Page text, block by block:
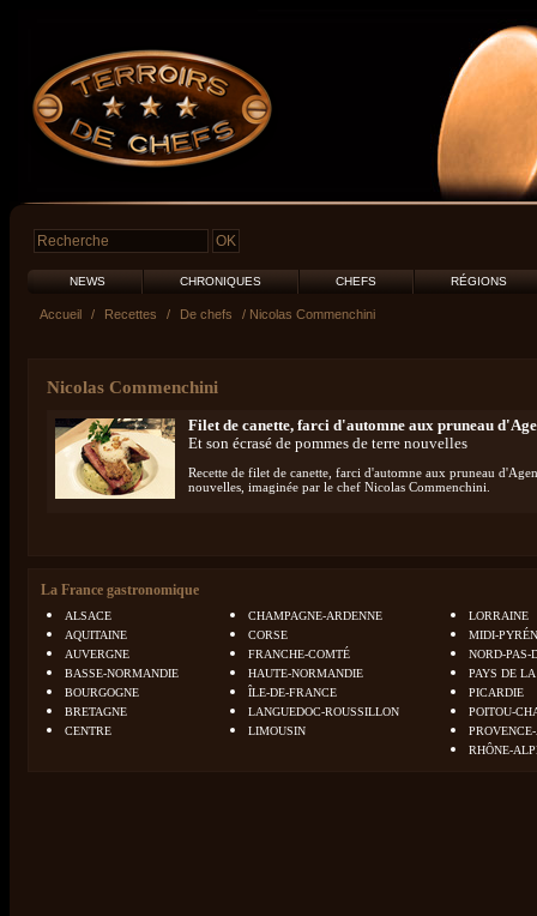
NEWS CHRONIQUES CHEFS RÉGIONS
Accueil / Recettes / De chefs / Nicolas Commenchini
Nicolas Commenchini
Filet de canette, farci d'automne aux pruneau
Et son écrasé de pommes de terre nouvelles
Recette de filet de canette, farci d'automne aux pruneau
nouvelles, imaginée par le chef Nicolas Commenchini.
La France gastronomique
ALSACE
AQUITAINE
AUVERGNE
BASSE-NORMANDIE
BOURGOGNE
BRETAGNE
CENTRE
CHAMPAGNE-ARDENNE
CORSE
FRANCHE-COMTÉ
HAUTE-NORMANDIE
ÎLE-DE-FRANCE
LANGUEDOC-ROUSSILLON
LIMOUSIN
LORRAINE
MIDI-
NORD-PAS-
PAYS DE
PICARDIE
POITOU-
RHÔNE-